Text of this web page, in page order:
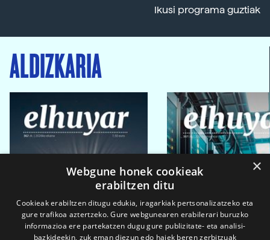
Ikusi programa guztiak
ALDIZKARIA
×
Webgune honek cookieak
erabiltzen ditu
Cookieak erabiltzen ditugu edukia, iragarkiak pertsonalizatzeko eta
gure trafikoa aztertzeko. Gure webgunearen erabilerari buruzko
informazioa ere partekatzen dugu gure publizitate- eta analisi-
bazkideekin, zuk eman diezun edo haiek beren zerbitzuak